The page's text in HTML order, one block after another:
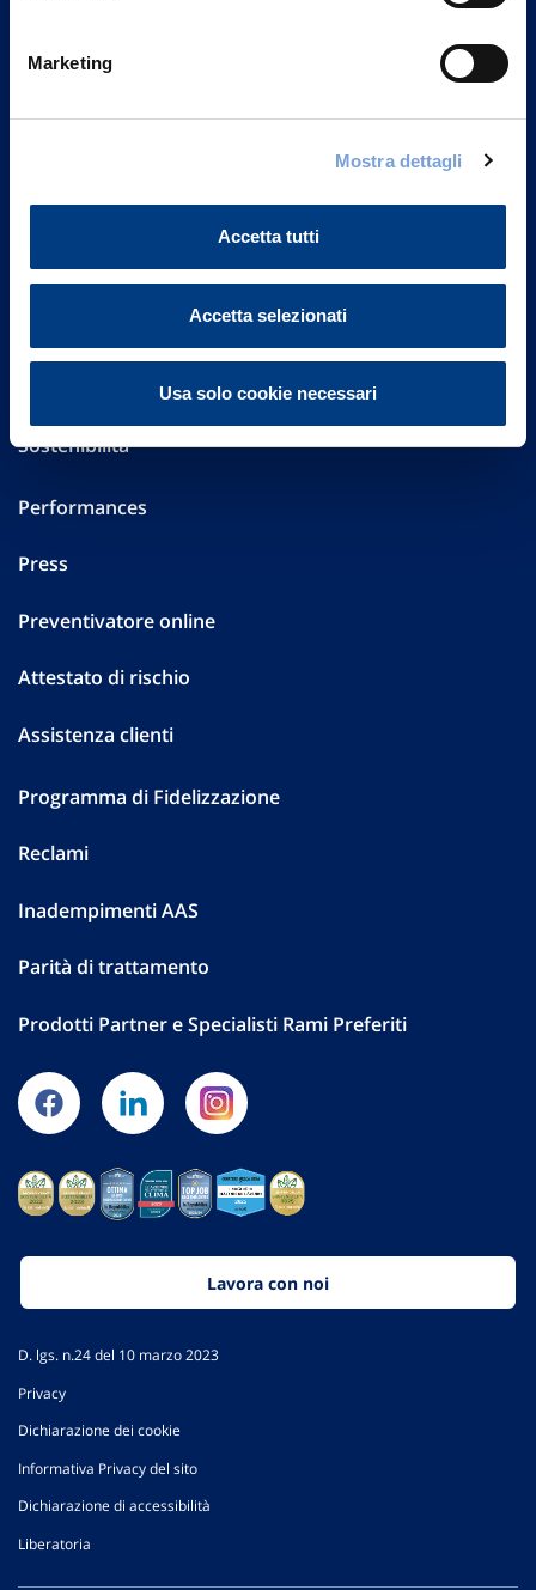
Marketing
Mostra dettagli
Accetta tutti
Accetta selezionati
Usa solo cookie necessari
Vittoria Assicurazioni S.p.A.
Governance
Altre informazioni
Sostenibilità
Performances
Press
Preventivatore online
Attestato di rischio
Assistenza clienti
Programma di Fidelizzazione
Reclami
Inadempimenti AAS
Parità di trattamento
Prodotti Partner e Specialisti Rami Preferiti
Lavora con noi
D. lgs. n.24 del 10 marzo 2023
Privacy
Dichiarazione dei cookie
Informativa Privacy del sito
Dichiarazione di accessibilità
Liberatoria